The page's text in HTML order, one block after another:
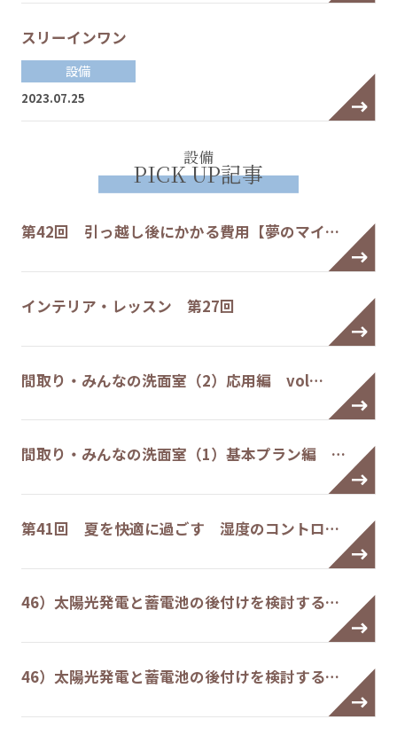
スリーインワン
設備
2023.07.25
設備
PICK UP記事
第42回 引っ越し後にかかる費用【夢のマイ…
インテリア・レッスン 第27回
間取り・みんなの洗面室（2）応用編 vol…
間取り・みんなの洗面室（1）基本プラン編 …
第41回 夏を快適に過ごす 湿度のコントロ…
46）太陽光発電と蓄電池の後付けを検討する…
46）太陽光発電と蓄電池の後付けを検討する…